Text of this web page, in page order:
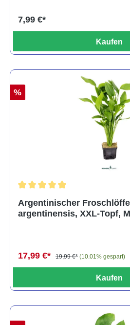
7,99 €*
Kaufen
%
Argentinischer
argentinensis, XXL-Topf,
17,99 €* 19,99 €* (10.01% gespart)
Kaufen